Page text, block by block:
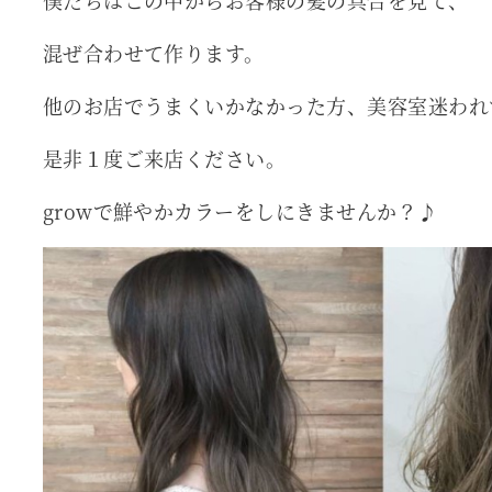
混ぜ合わせて作ります。
他のお店でうまくいかなかった方、美容室迷わ
是非１度ご来店ください。
growで鮮やかカラーをしにきませんか？♪